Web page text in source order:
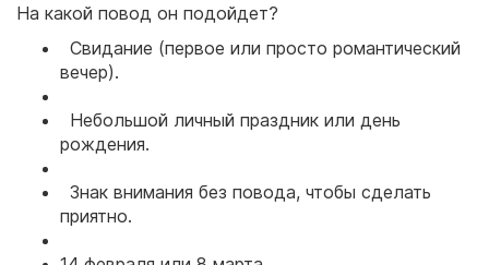
На какой повод он подойдет?
Свидание (первое или просто романтический
вечер).
Небольшой личный праздник или день
рождения.
Знак внимания без повода, чтобы сделать
приятно.